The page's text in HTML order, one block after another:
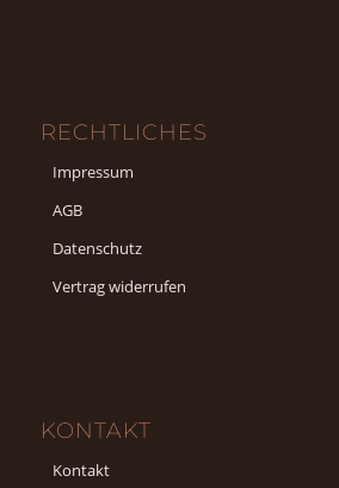
RECHTLICHES
Impressum
AGB
Datenschutz
Vertrag widerrufen
KONTAKT
Kontakt